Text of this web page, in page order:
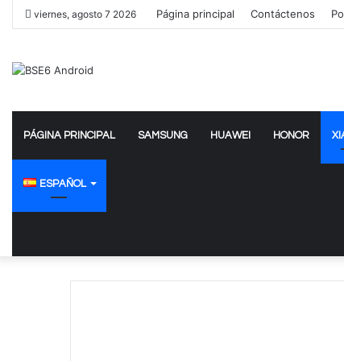
viernes, agosto 7 2026 Página principal Contáctenos
PÁGINA PRINCIPAL SAMSUNG HUAWEI HONOR
ESPAÑOL